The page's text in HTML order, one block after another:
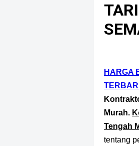
HARGA
Murah.
Tengah
tentang